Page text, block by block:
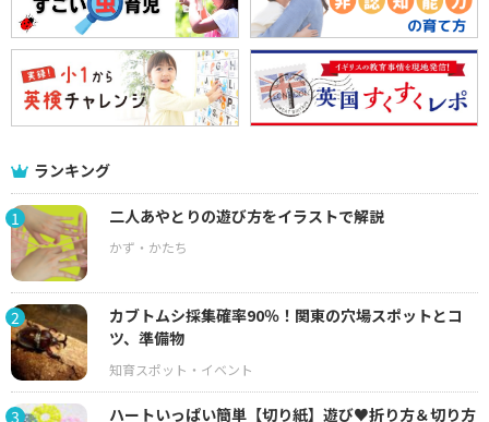
ランキング
1 二人あやとりの遊び方をイラストで解説
2
カブトムシ採集確率90％！関東の穴場スポットとコ
ツ、準備物
3
ハートいっぱい簡単【切り紙】遊び♥折り方＆切り方